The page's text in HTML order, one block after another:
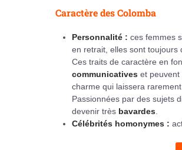
Caractère des Colomba
Personnalité : ces femmes
en retrait, elles sont toujours
Ces traits de caractère en
communicatives et peuvent
charme qui laissera
Passionnées par des sujets
devenir très bavardes
Célébrités homonymes :